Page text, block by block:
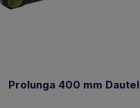
Prolunga 400 mm Dautel